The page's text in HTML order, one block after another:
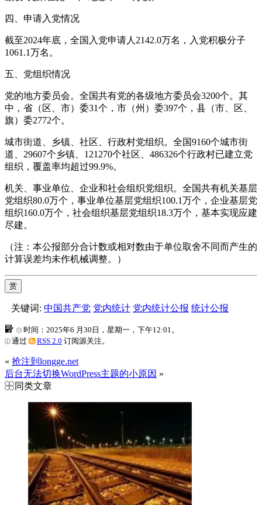
四、申请入党情况
截至2024年底，全国入党申请人2142.0万名，入党积极分子
1061.1万名。
五、党组织情况
党的地方委员会。全国共有党的各级地方委员会3200个。其
中，省（区、市）委31个，市（州）委397个，县（市、区、
旗）委2772个。
城市街道、乡镇、社区、行政村党组织。全国9160个城市街
道、29607个乡镇、121270个社区、486326个行政村已建立党
组织，覆盖率均超过99.9%。
机关、事业单位、企业和社会组织党组织。全国共有机关基层
党组织80.0万个，事业单位基层党组织100.1万个，企业基层党
组织160.0万个，社会组织基层党组织18.3万个，基本实现应建
尽建。
（注：本公报部分合计数或相对数由于单位取舍不同而产生的
计算误差均未作机械调整。）
赏
关键词: 中国共产党 党内统计 党内统计公报 统计公报
时间：2025年6 月30日，星期一，下午12:01。
通过
RSS 2.0 订阅源关注。
« 抢注到longge.net
后台无法切换WordPress主题的小原因 »
同类文章